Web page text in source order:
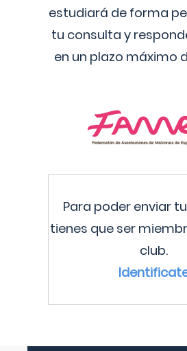
estudiará de forma
tu consulta y
en un plazo máximo
Para poder enviar
tienes que ser
club.